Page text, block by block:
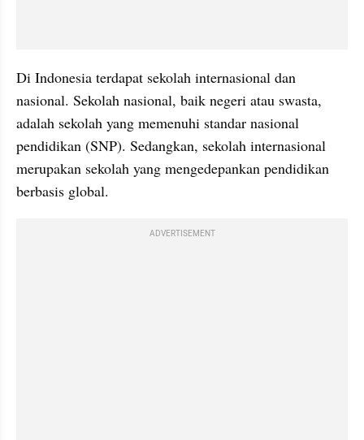
Di Indonesia terdapat sekolah internasional dan
nasional. Sekolah nasional, baik negeri atau swasta,
adalah sekolah yang memenuhi standar nasional
pendidikan (SNP). Sedangkan, sekolah internasional
merupakan sekolah yang mengedepankan pendidikan
berbasis global.
ADVERTISEMENT